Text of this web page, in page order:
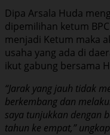
Dipa Arsala Huda
dipemilihan ketum
menjadi Ketum maka
usaha yang ada di
ikut gabung bersama
“Jarak yang jauh tidak
berkembang dan
saya tunjukkan dengan
tahun ke empat,”